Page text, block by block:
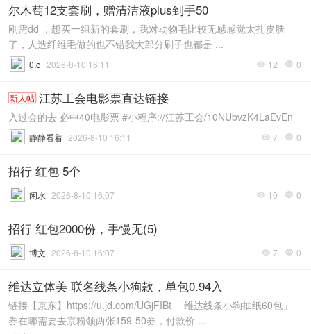
尔木萄12支套刷，赠清洁液plus到手50
刚需dd ，想买一组新的套刷，我对动物毛比较无感感觉太扎皮肤
了，人造纤维毛做的也不错我大部分刷子也都是 ...
 12  0
0.o 2026-8-10 16:11
新人帖 江苏工会电影票直达链接
入过会的去 必中40电影票 #小程序://江苏工会/10NUbvzK4LaEvEn
 7  0
静静看着 2026-8-10 16:11
招行 红包 5个
 10  0
闲水 2026-8-10 16:07
招行 红包2000份，手慢无(5)
 7  0
博文 2026-8-10 16:07
维达立体美 联名线条小狗款，单包0.94入
链接【京东】https://u.jd.com/UGjFIBt 「维达线条小狗抽纸60包」
券在哪需要去京粉领两张159-50券，付款价 ...